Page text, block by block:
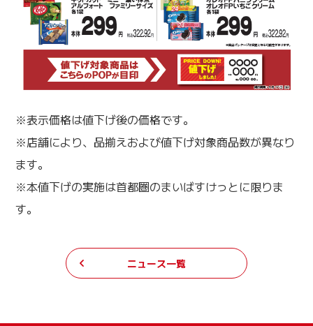
※表示価格は値下げ後の価格です。
※店舗により、品揃えおよび値下げ対象商品数が異なり
ます。
※本値下げの実施は首都圏のまいばすけっとに限りま
す。
ニュース一覧